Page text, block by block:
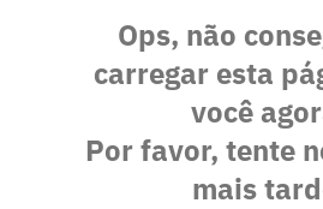
Ops, não
carregar esta
você
Por favor, tente
mais